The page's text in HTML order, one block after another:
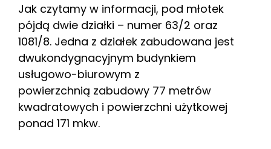
Jak czytamy w informacji, pod młotek
pójdą dwie działki – numer 63/2 oraz
1081/8. Jedna z działek zabudowana jest
dwukondygnacyjnym budynkiem
usługowo-biurowym z
powierzchnią zabudowy 77 metrów
kwadratowych i powierzchni użytkowej
ponad 171 mkw.